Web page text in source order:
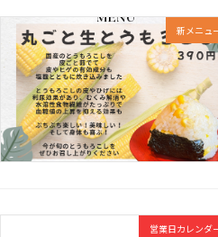
新メニュ
営業日カレンダ